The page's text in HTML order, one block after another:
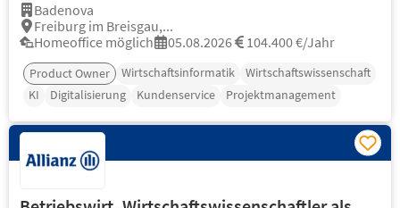
Badenova
Freiburg im Breisgau,...
Homeoffice möglich
05.08.2026 104.400 €/Jahr
Product Owner Wirtschaftsinformatik
Wirtschaftswissenschaft
KI
Digitalisierung Kundenservice Projektmanagement